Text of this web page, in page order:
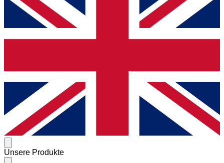
Unsere Produkte